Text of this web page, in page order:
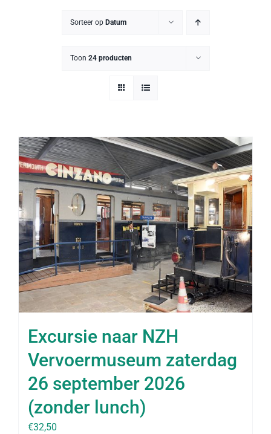
Sorteer op Datum
Toon 24 producten
Excursie naar NZH
Vervoermuseum zaterdag
26 september 2026
(zonder lunch)
€32,50